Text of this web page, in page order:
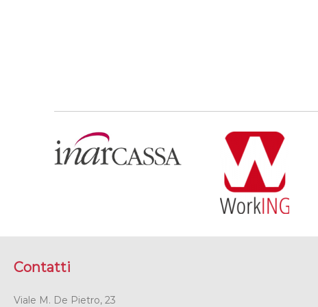
Contatti
Viale M. De Pietro, 23